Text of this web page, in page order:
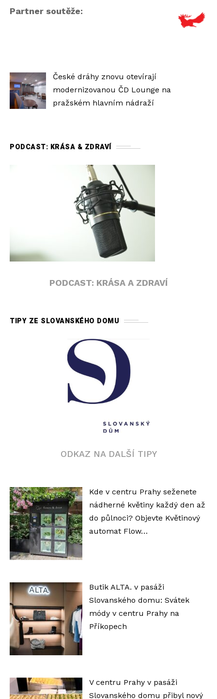
Partner soutěže:
České dráhy znovu otevírají
modernizovanou ČD Lounge na
pražském hlavním nádraží
PODCAST: KRÁSA & ZDRAVÍ
PODCAST: KRÁSA A ZDRAVÍ
TIPY ZE SLOVANSKÉHO DOMU
ODKAZ NA DALŠÍ TIPY
Kde v centru Prahy seženete
nádherné květiny každý den až
do půlnoci? Objevte Květinový
automat Flow…
Butik ALTA. v pasáži
Slovanského domu: Svátek
módy v centru Prahy na
Příkopech
V centru Prahy v pasáži
Slovanského domu přibyl nový